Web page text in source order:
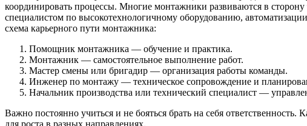
координировать процессы. Многие монтажники развиваются в
специалистом по высокотехнологичному оборудованию,
схема карьерного пути монтажника:
Помощник монтажника — обучение и практика.
Монтажник — самостоятельное выполнение работ.
Мастер смены или бригадир — организация работы команды.
Инженер по монтажу — техническое сопровождение и
Начальник производства или технический специалист —
Важно постоянно учиться и не бояться брать на себя
для роста в разных направлениях.